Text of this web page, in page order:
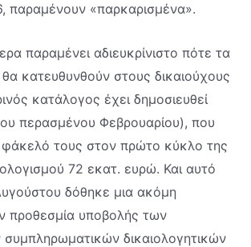
παραμένουν «παρκαρισμένα».
παραμένει αδιευκρίνιστο πότε τα
κατευθυνθούν στους δικαιούχους
κατάλογος έχει δημοσιευθεί
περασμένου Φεβρουαρίου), που
τους στον πρώτο κύκλο της
72 εκατ. ευρώ. Και αυτό
δόθηκε μια ακόμη
προθεσμία υποβολής των
δικαιολογητικών